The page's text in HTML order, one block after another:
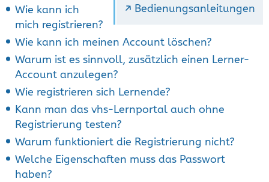
Bedienungsanleitungen
Wie kann ich
mich registrieren?
Wie kann ich meinen Account löschen?
Warum ist es sinnvoll, zusätzlich einen Lerner-
Account anzulegen?
Wie registrieren sich Lernende?
Kann man das vhs-Lernportal auch ohne
Registrierung testen?
Warum funktioniert die Registrierung nicht?
Welche Eigenschaften muss das Passwort
haben?